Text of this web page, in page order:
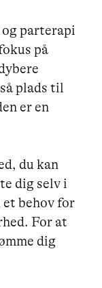
parterapi
på
plads til
er en
du kan
dig selv i
behov for
For at
dig